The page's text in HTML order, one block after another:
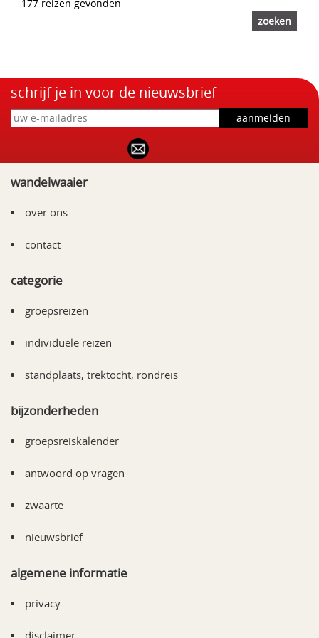
177 reizen gevonden
schrijf je in voor de nieuwsbrief
wandelwaaier
over ons
contact
categorie
groepsreizen
individuele reizen
standplaats, trektocht, rondreis
bijzonderheden
groepsreiskalender
antwoord op vragen
zwaarte
nieuwsbrief
algemene informatie
privacy